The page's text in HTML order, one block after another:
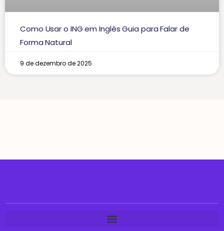
Como Usar o ING em Inglês Guia para Falar de
Forma Natural
9 de dezembro de 2025